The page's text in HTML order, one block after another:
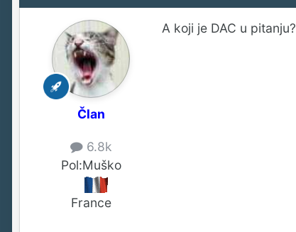
Član
6.8k
Pol:Muško
France
A koji je DAC u pitanju?